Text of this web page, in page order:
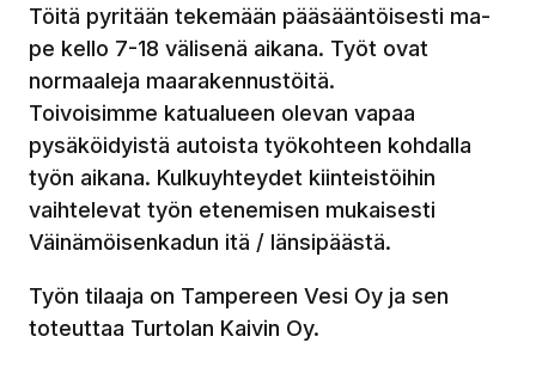
Töitä pyritään tekemään pääsääntöisesti ma-
pe kello 7-18 välisenä aikana. Työt ovat
normaaleja maarakennustöitä.
Toivoisimme katualueen olevan vapaa
pysäköidyistä autoista työkohteen kohdalla
työn aikana. Kulkuyhteydet kiinteistöihin
vaihtelevat työn etenemisen mukaisesti
Väinämöisenkadun itä / länsipäästä.
Työn tilaaja on Tampereen Vesi Oy ja sen
toteuttaa Turtolan Kaivin Oy.